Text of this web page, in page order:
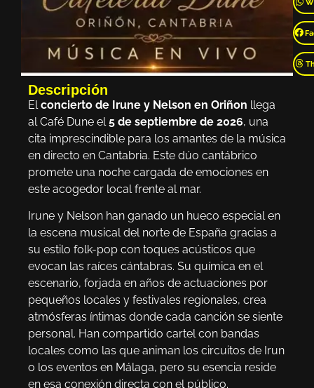
Descripción
El concierto de Irune y Nelson en Oriñon llega
al Café Dune el 5 de septiembre de 2026, una
cita imprescindible para los amantes de la música
en directo en Cantabria. Este dúo cantábrico
promete una noche cargada de emociones en
este acogedor local frente al mar.
Irune y Nelson han ganado un hueco especial en
la escena musical del norte de España gracias a
su estilo folk-pop con toques acústicos que
evocan las raíces cántabras. Su química en el
escenario, forjada en años de actuaciones por
pequeños locales y festivales regionales, crea
atmósferas íntimas donde cada canción se siente
personal. Han compartido cartel con bandas
locales como las que animan los circuitos de Irun
o los eventos en Málaga, pero su esencia reside
en esa conexión directa con el público.